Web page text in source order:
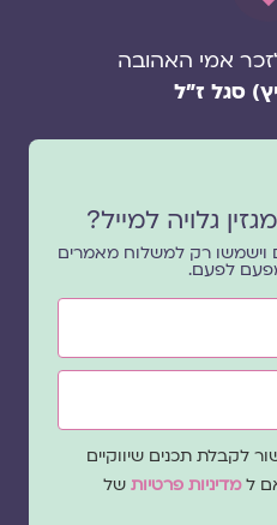
אמי האהובה
סגל ז"ל
גלויה למייל?
רק למשלוח מאמרים
לפעם.
תכנים שיווקיים
ל מדיניות פרטיותשל